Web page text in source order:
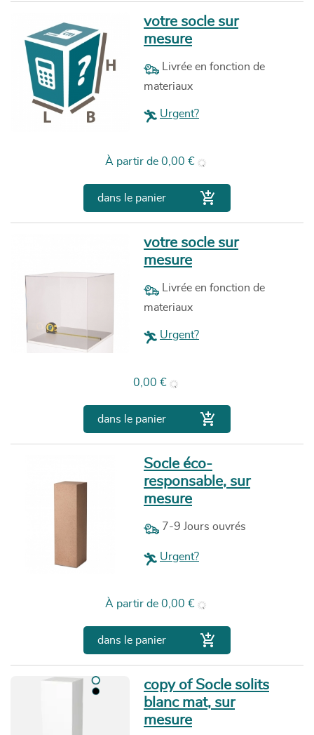
votre socle sur
mesure
Livrée en fonction de
materiaux
Urgent?
À partir de Prix
0,00 €
dans le panier 
votre socle sur
mesure
Livrée en fonction de
materiaux
Urgent?
Prix
0,00 €
dans le panier 
Socle éco-
responsable, sur
mesure
7-9 Jours ouvrés
Urgent?
À partir de Prix
0,00 €
dans le panier 
copy of Socle solits
blanc mat, sur
mesure